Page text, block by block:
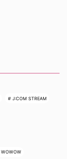
J:COM STREAM
WOWOW